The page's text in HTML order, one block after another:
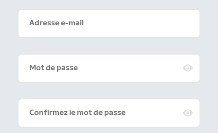
Adresse e-mail
Mot de passe
Confirmez le mot de passe